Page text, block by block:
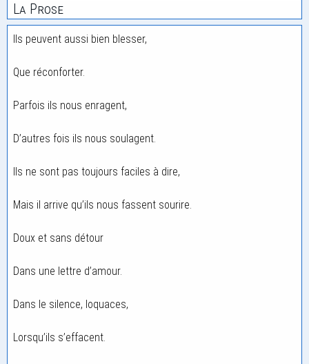
La Prose
Ils peuvent aussi bien blesser,
Que réconforter.
Parfois ils nous enragent,
D’autres fois ils nous soulagent.
Ils ne sont pas toujours faciles à dire,
Mais il arrive qu’ils nous fassent sourire.
Doux et sans détour
Dans une lettre d’amour.
Dans le silence, loquaces,
Lorsqu’ils s’effacent.